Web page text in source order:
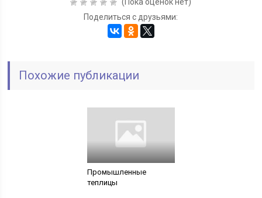
Поделиться с друзьями:
Похожие публикации
Промышленные
теплицы